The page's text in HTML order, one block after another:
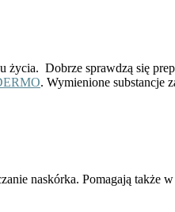
Dobrze sprawdzą się
. Wymienione substancje
naskórka. Pomagają także